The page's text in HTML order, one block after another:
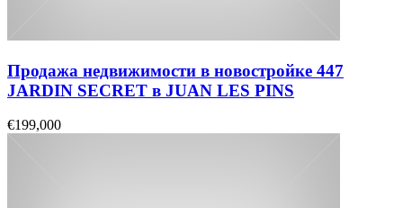
Продажа недвижимости в новостройке 447
JARDIN SECRET в JUAN LES PINS
€199,000